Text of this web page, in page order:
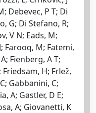
Debevec, P T; Di
G; Di Stefano, R;
V N; Eads, M;
Farooq, M; Fatemi,
Fienberg, A T;
Friedsam, H; Frlež,
Gabbanini, C;
A; Gastler, D E;
A; Giovanetti, K